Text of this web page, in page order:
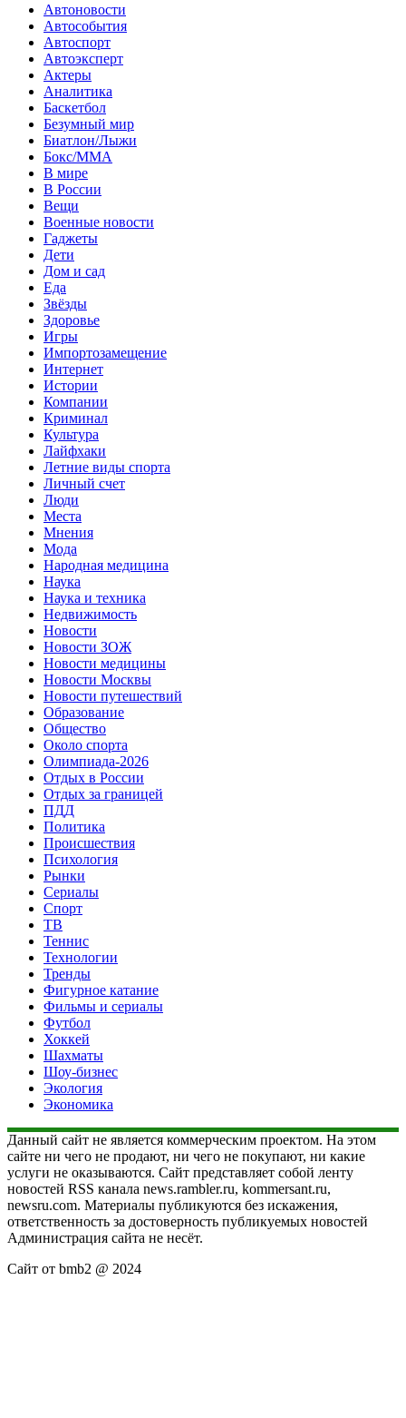
Автоновости
Автособытия
Автоспорт
Автоэксперт
Актеры
Аналитика
Баскетбол
Безумный мир
Биатлон/Лыжи
Бокс/MMA
В мире
В России
Вещи
Военные новости
Гаджеты
Дети
Дом и сад
Еда
Звёзды
Здоровье
Игры
Импортозамещение
Интернет
Истории
Компании
Криминал
Культура
Лайфхаки
Летние виды спорта
Личный счет
Люди
Места
Мнения
Мода
Народная медицина
Наука
Наука и техника
Недвижимость
Новости
Новости ЗОЖ
Новости медицины
Новости Москвы
Новости путешествий
Образование
Общество
Около спорта
Олимпиада-2026
Отдых в России
Отдых за границей
ПДД
Политика
Происшествия
Психология
Рынки
Сериалы
Спорт
ТВ
Теннис
Технологии
Тренды
Фигурное катание
Фильмы и сериалы
Футбол
Хоккей
Шахматы
Шоу-бизнес
Экология
Экономика
Данный сайт не является коммерческим проектом. На этом
сайте ни чего не продают, ни чего не покупают, ни какие
услуги не оказываются. Сайт представляет собой ленту
новостей RSS канала news.rambler.ru, kommersant.ru,
newsru.com. Материалы публикуются без искажения,
ответственность за достоверность публикуемых новостей
Администрация сайта не несёт.
Сайт от bmb2 @ 2024